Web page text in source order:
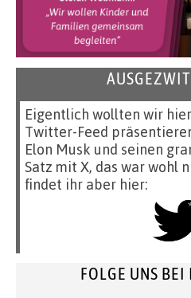
Eigentlich wollten wir
Twitter-Feed
Elon Musk und seinen
Satz mit X, das war wohl
findet ihr aber hier:
FOLGE UNS